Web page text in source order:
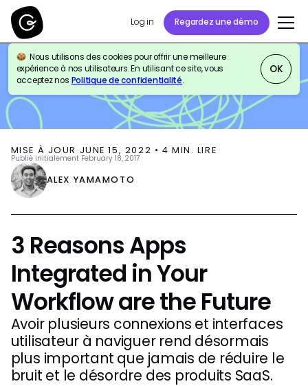
Log in Regardez une démo
Nous utilisons des cookies pour offrir une meilleure
expérience à nos utilisateurs. En utilisant ce site, vous
acceptez nos Politique de confidentialité.
OK
BLOG SALES ENABLEMENT
MISE À JOUR JUNE 15, 2022 • 4 MIN. LIRE
Publié initialement February 18, 2017
ALEX YAMAMOTO
3 Reasons Apps
Integrated in Your
Workflow are the Future
Avoir plusieurs connexions et interfaces
utilisateur à naviguer rend désormais
plus important que jamais de réduire le
bruit et le désordre des produits SaaS.